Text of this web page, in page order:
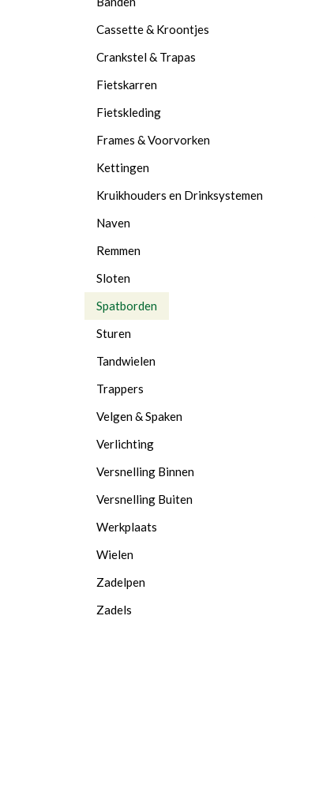
Cassette & Kroontjes
Crankstel & Trapas
Fietskarren
Fietskleding
Frames & Voorvorken
Kettingen
Kruikhouders en Drinksystemen
Naven
Remmen
Sloten
Spatborden
Sturen
Tandwielen
Trappers
Velgen & Spaken
Verlichting
Versnelling Binnen
Versnelling Buiten
Werkplaats
Wielen
Zadelpen
Zadels